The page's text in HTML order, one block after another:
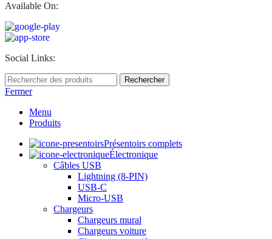
Available On:
Social Links:
Rechercher
Fermer
Menu
Produits
Présentoirs complets
Électronique
Câbles USB
Lightning (8-PIN)
USB-C
Micro-USB
Chargeurs
Chargeurs mural
Chargeurs voiture